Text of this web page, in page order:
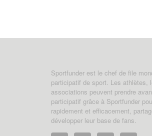
Sportfunder est le chef de file
participatif de sport. Les athlètes,
associations peuvent prendre
participatif grâce à Sportfunder
rapidement et efficacement,
développer leur base de fans.